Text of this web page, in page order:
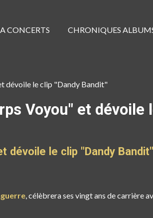
CONCERTS CHRONIQUES
dévoile le clip "Dandy Bandit"
Voyou" et dévoile
dévoile le clip "Dandy Bandit"
, célèbrera ses vingt ans de carrière